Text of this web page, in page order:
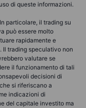
di queste informazioni.
particolare, il trading su
può essere molto
rapidamente e
Il trading speculativo non
valutare se
il funzionamento di tali
decisioni di
si riferiscano a
indicazioni di
del capitale investito ma